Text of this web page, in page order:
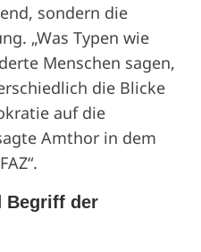
sondern die
„Was Typen wie
Menschen sagen,
die Blicke
auf die
Amthor in dem
Begriff der